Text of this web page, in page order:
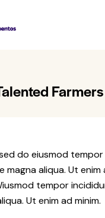
Farmers
do eiusmod
aliqua. Ut enim
tempor
Ut enim ad minim.